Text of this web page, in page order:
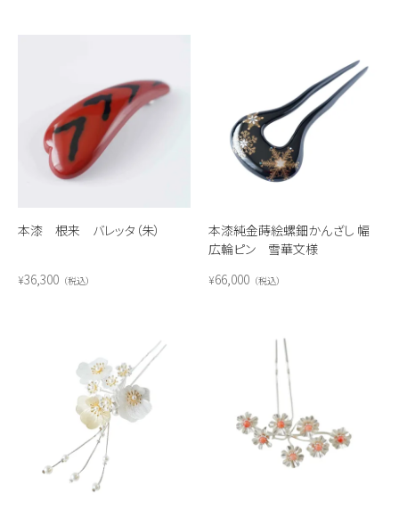
本漆 根来 バレッタ（朱）
¥36,300 税込
本漆純金蒔絵螺鈿かんざし 幅
広輪ピン 雪華文様
¥66,000 税込